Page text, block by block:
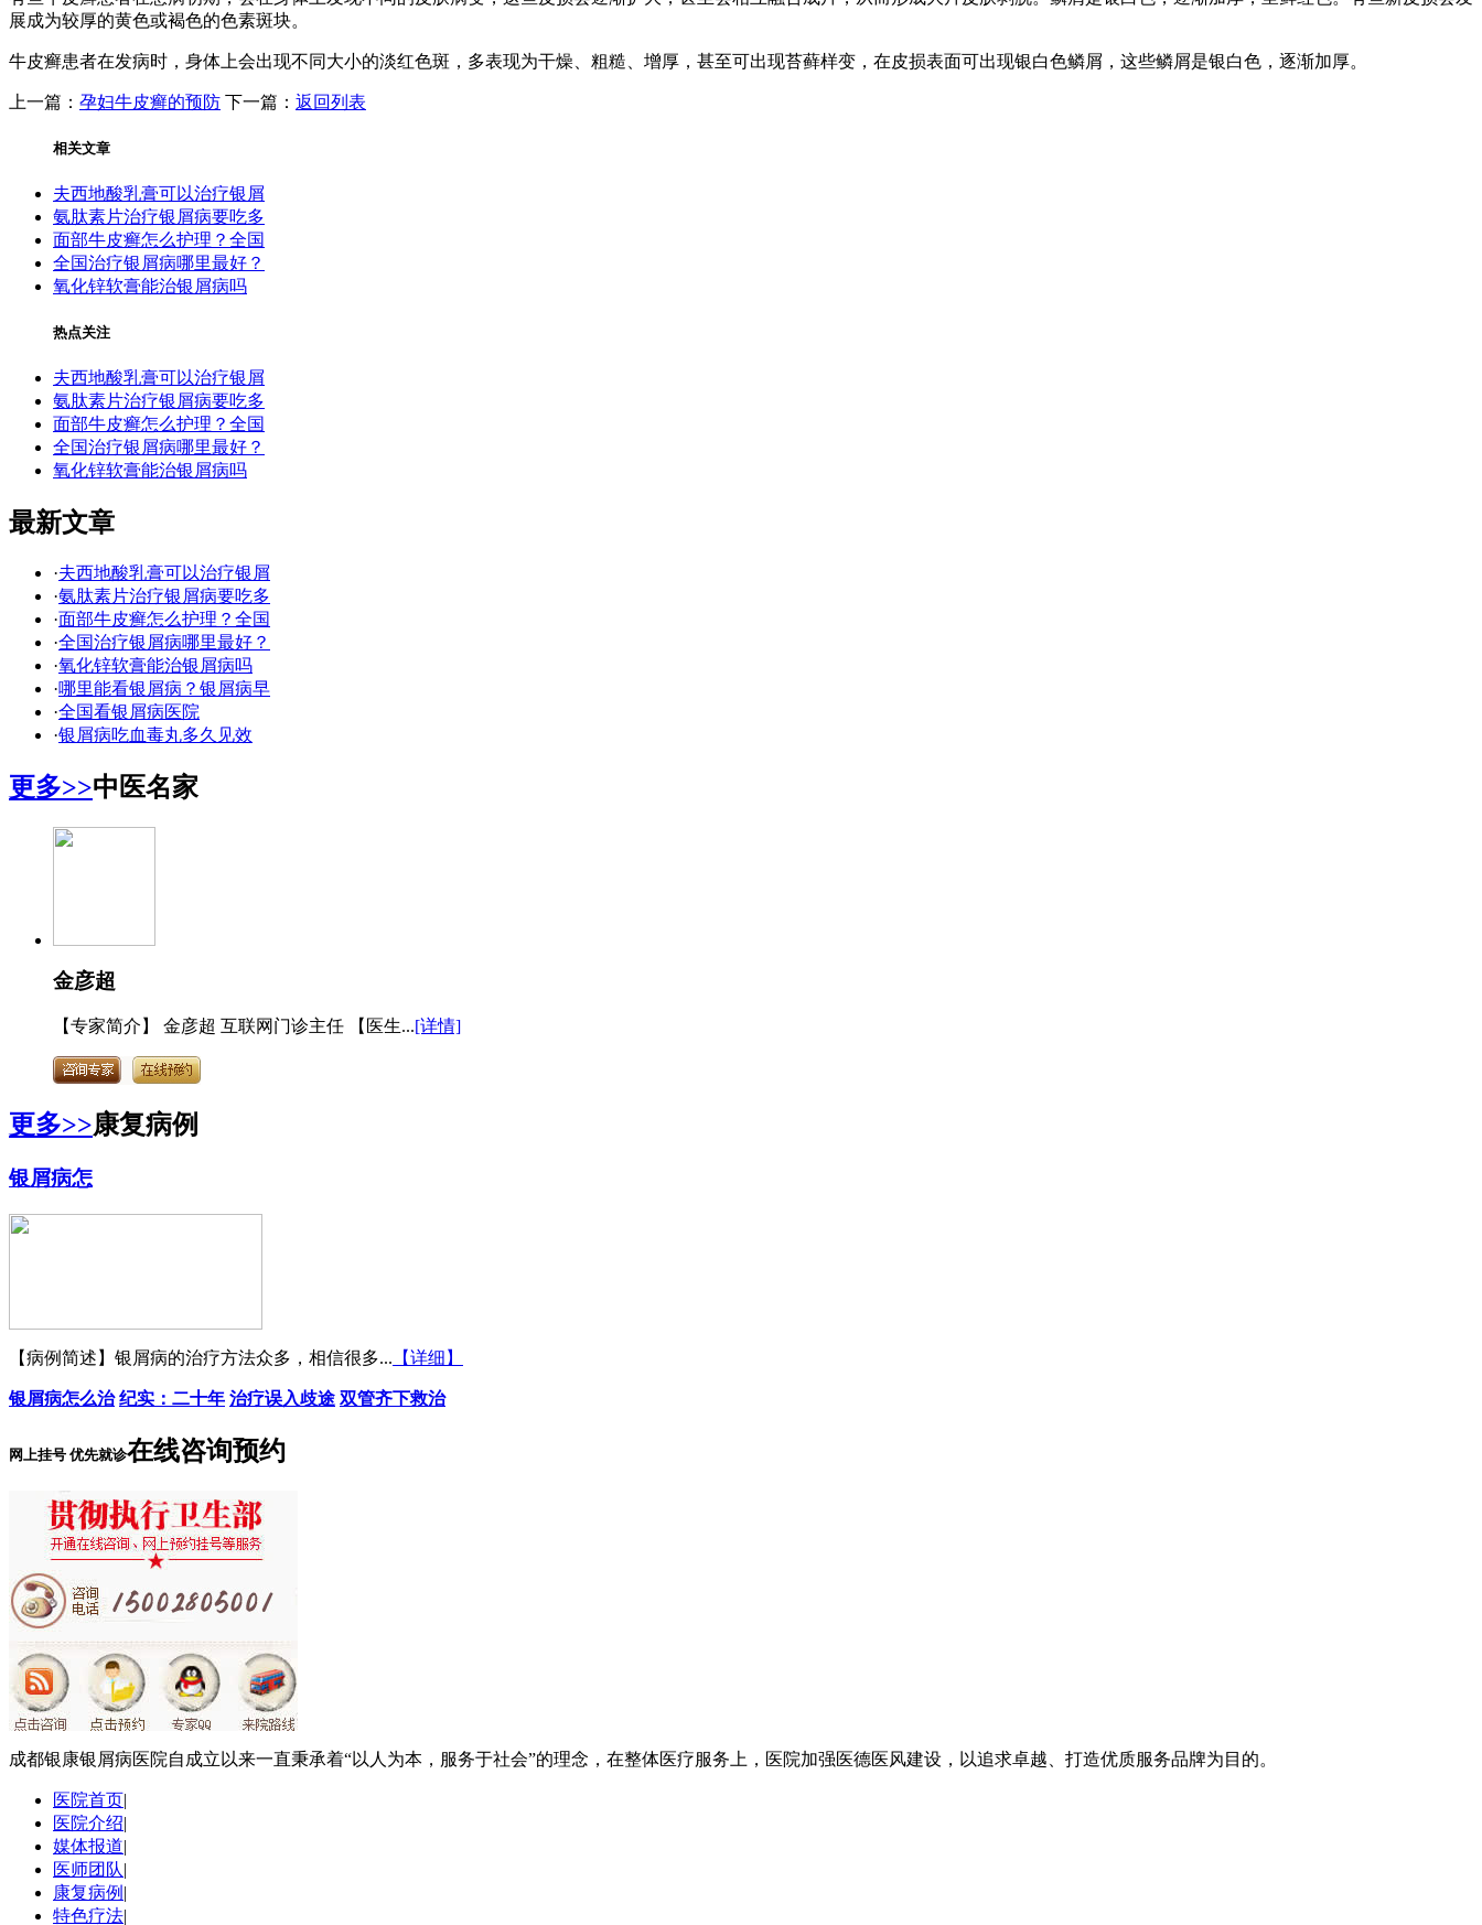
展成为较厚的黄色或褐色的色素斑块。
牛皮癣患者在发病时，身体上会出现不同大小的淡红色斑，多表现为干燥、粗糙、增厚，甚至可出现苔藓样变，在皮损表面可出现银白色鳞屑，这些鳞屑是银白色，逐渐加厚。
上一篇： 孕妇牛皮癣的预防 下一篇： 返回列表
相关文章
夫西地酸乳膏可以治疗银屑
氨肽素片治疗银屑病要吃多
面部牛皮癣怎么护理？全国
全国治疗银屑病哪里最好？
氧化锌软膏能治银屑病吗
热点关注
夫西地酸乳膏可以治疗银屑
氨肽素片治疗银屑病要吃多
面部牛皮癣怎么护理？全国
全国治疗银屑病哪里最好？
氧化锌软膏能治银屑病吗
最新文章
·夫西地酸乳膏可以治疗银屑
·氨肽素片治疗银屑病要吃多
·面部牛皮癣怎么护理？全国
·全国治疗银屑病哪里最好？
·氧化锌软膏能治银屑病吗
·哪里能看银屑病？银屑病早
·全国看银屑病医院
·银屑病吃血毒丸多久见效
更多>>中医名家
金彦超
【专家简介】 金彦超 互联网门诊主任 【医生...[详情]
更多>>康复病例
银屑病怎
【病例简述】银屑病的治疗方法众多，相信很多... 【详细】
银屑病怎么治 纪实：二十年 治疗误入歧途 双管齐下救治
网上挂号 优先就诊在线咨询预约
成都银康银屑病医院自成立以来一直秉承着“以人为本，服务于社会”的理念，在整体医疗服务上，医院加强医德医风建设，以追求卓越、打造优质服务品牌为目的。
医院首页|
医院介绍|
媒体报道|
医师团队|
康复病例 |
特色疗法|